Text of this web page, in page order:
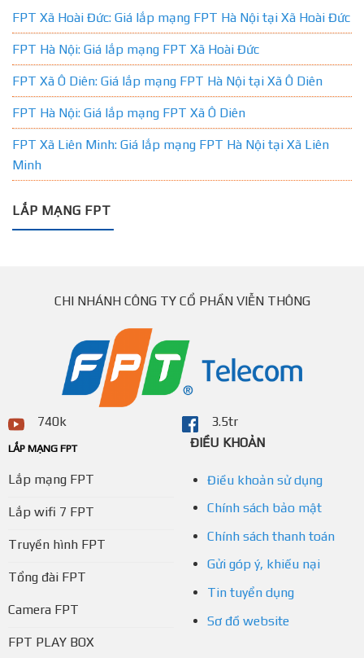
FPT Xã Hoài Đức: Giá lắp mạng FPT Hà Nội tại Xã Hoài Đức
FPT Hà Nội: Giá lắp mạng FPT Xã Hoài Đức
FPT Xã Ô Diên: Giá lắp mạng FPT Hà Nội tại Xã Ô Diên
FPT Hà Nội: Giá lắp mạng FPT Xã Ô Diên
FPT Xã Liên Minh: Giá lắp mạng FPT Hà Nội tại Xã Liên
Minh
LẮP MẠNG FPT
CHI NHÁNH CÔNG TY CỔ PHẦN VIỄN THÔNG
740k 3.5tr
LẮP MẠNG FPT
Lắp mạng FPT
Lắp wifi 7 FPT
Truyền hình FPT
Tổng đài FPT
Camera FPT
FPT PLAY BOX
ĐIỀU KHOẢN
Điều khoản sử dụng
Chính sách bảo mật
Chính sách thanh toán
Gửi góp ý, khiếu nại
Tin tuyển dụng
Sơ đồ website